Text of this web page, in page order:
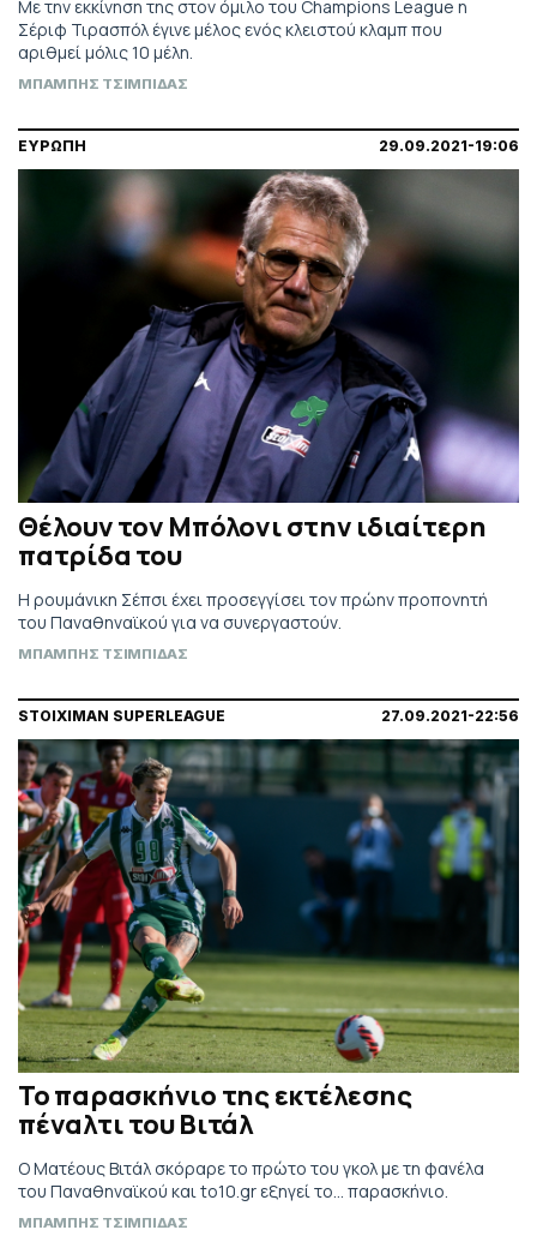
Με την εκκίνηση της στον όμιλο του Champions League η
Σέριφ Τιρασπόλ έγινε μέλος ενός κλειστού κλαμπ που
αριθμεί μόλις 10 μέλη.
ΜΠΑΜΠΗΣ ΤΣΙΜΠΙΔΑΣ
ΕΥΡΩΠΗ 29.09.2021-19:06
Θέλουν τον Μπόλονι στην ιδιαίτερη
πατρίδα του
Η ρουμάνικη Σέπσι έχει προσεγγίσει τον πρώην προπονητή
του Παναθηναϊκού για να συνεργαστούν.
ΜΠΑΜΠΗΣ ΤΣΙΜΠΙΔΑΣ
STOIXIMAN SUPERLEAGUE 27.09.2021-22:56
Το παρασκήνιο της εκτέλεσης
πέναλτι του Βιτάλ
Ο Ματέους Βιτάλ σκόραρε το πρώτο του γκολ με τη φανέλα
του Παναθηναϊκού και to10.gr εξηγεί το... παρασκήνιο.
ΜΠΑΜΠΗΣ ΤΣΙΜΠΙΔΑΣ